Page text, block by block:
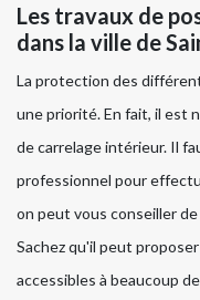
Les travaux de
dans la ville de
La protection des
une priorité. En fait, il est
de carrelage intérieur. Il
professionnel pour
on peut vous conseiller
Sachez qu'il peut
accessibles à beaucoup